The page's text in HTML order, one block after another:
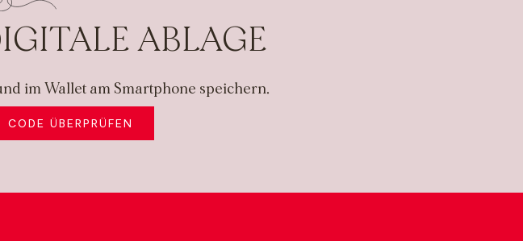
ABLAGE
im Wallet am Smartphone speichern.
CODE ÜBERPRÜFEN